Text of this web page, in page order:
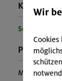
Kontakt
Sektion
Preise:
Mitglieder:
Wir
Cookies